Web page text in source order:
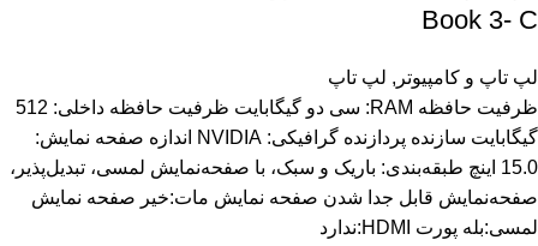
Book 3- C
لپ تاپ و کامپیوتر , لپ تاپ
ظرفیت حافظه RAM: سی دو گیگابایت ظرفیت حافظه داخلی: 512
گیگابایت سازنده پردازنده گرافیکی: NVIDIA اندازه صفحه نمایش:
15.0 اینچ طبقه‌بندی: باریک و سبک، با صفحه‌نمایش لمسی، تبدیل‌پذیر،
صفحه‌نمایش قابل جدا شدن صفحه نمایش مات:خیر صفحه نمایش
لمسی:بله پورت HDMI:ندارد